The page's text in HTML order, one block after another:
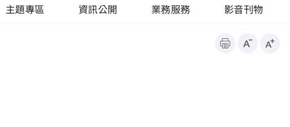
主題專區 資訊公開 業務服務 影音刊物